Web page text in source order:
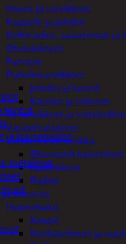
Imurit ja tarvikkeet
Kaapelit ja johdot
Kelloradiot, sääasemat
Oheislaitteet
Paristot
Puhelintarvikkeet
Johdot ja laturit
Kotelot ja telineet
Tv-tarvikkeet ja
Varavirtalaitteet
Viihde-elektroniikka
Bluetooth kaiuttimet
Kuulokkeet
Radiot
sisustus
Huonekalut
Kaapit
Kenkätelineet ja
tontut
ja kuusenvalot
asetelmat